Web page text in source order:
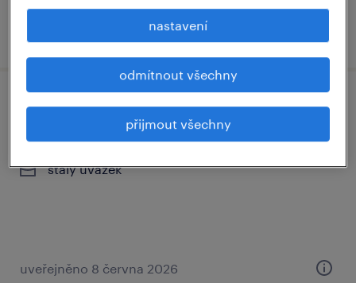
uveřejněno 4 března 2026
řidič vzv rožnov m/ž
rožnov pod radhoštěm, zlínský kraj
stálý úvazek
uveřejněno 8 června 2026
nastavení
odmítnout všechny
přijmout všechny